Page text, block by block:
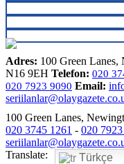
Adres: 100 Green
N16 9EH Telefon: 020
020 7923 9090 Email:
100 Green Lanes,
020 3745 1261 - 020
Translate:
Türkçe